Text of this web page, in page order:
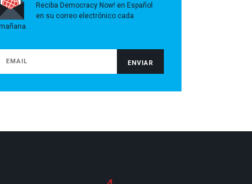
Reciba Democracy Now! en Español
en su correo electrónico cada